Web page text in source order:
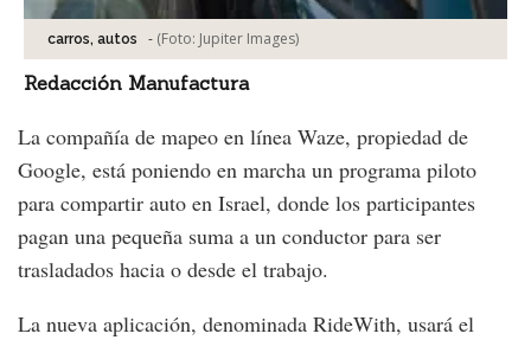
carros, autos - (Foto: Jupiter Images)
Redacción Manufactura
La compañía de mapeo en línea Waze, propiedad de
Google, está poniendo en marcha un programa piloto
para compartir auto en Israel, donde los participantes
pagan una pequeña suma a un conductor para ser
trasladados hacia o desde el trabajo.
La nueva aplicación, denominada RideWith, usará el